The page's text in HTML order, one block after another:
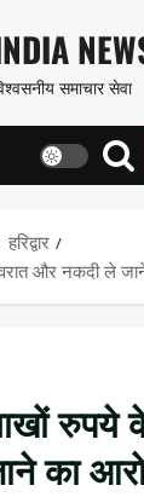
समाचार सेवा
हरिद्वार
और नकदी ले जाने
रुपये
का